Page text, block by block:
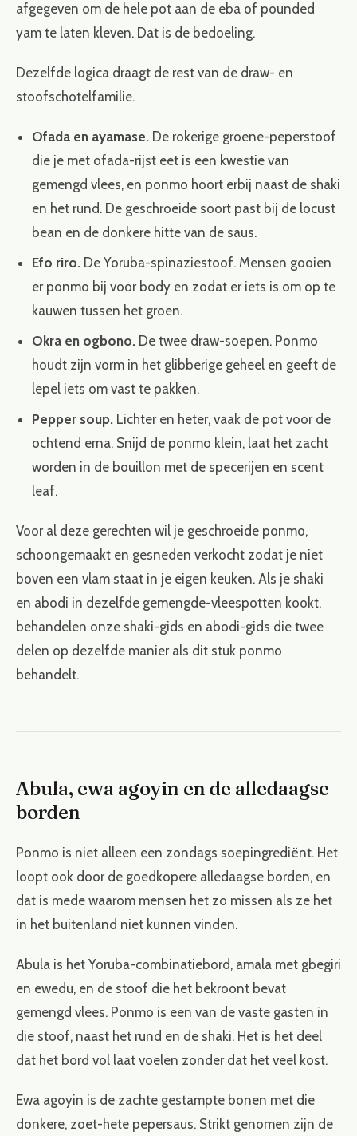
afgegeven om de hele pot aan de eba of pounded
yam te laten kleven. Dat is de bedoeling.
Dezelfde logica draagt de rest van de draw- en
stoofschotelfamilie.
Ofada en ayamase. De rokerige groene-peperstoof
die je met ofada-rijst eet is een kwestie van
gemengd vlees, en ponmo hoort erbij naast de shaki
en het rund. De geschroeide soort past bij de locust
bean en de donkere hitte van de saus.
Efo riro. De Yoruba-spinaziestoof. Mensen gooien
er ponmo bij voor body en zodat er iets is om op te
kauwen tussen het groen.
Okra en ogbono. De twee draw-soepen. Ponmo
houdt zijn vorm in het glibberige geheel en geeft de
lepel iets om vast te pakken.
Pepper soup. Lichter en heter, vaak de pot voor de
ochtend erna. Snijd de ponmo klein, laat het zacht
worden in de bouillon met de specerijen en scent
leaf.
Voor al deze gerechten wil je geschroeide ponmo,
schoongemaakt en gesneden verkocht zodat je niet
boven een vlam staat in je eigen keuken. Als je shaki
en abodi in dezelfde gemengde-vleespotten kookt,
behandelen onze shaki-gids en abodi-gids die twee
delen op dezelfde manier als dit stuk ponmo
behandelt.
Abula, ewa agoyin en de alledaagse
borden
Ponmo is niet alleen een zondags soepingrediënt. Het
loopt ook door de goedkopere alledaagse borden, en
dat is mede waarom mensen het zo missen als ze het
in het buitenland niet kunnen vinden.
Abula is het Yoruba-combinatiebord, amala met gbegiri
en ewedu, en de stoof die het bekroont bevat
gemengd vlees. Ponmo is een van de vaste gasten in
die stoof, naast het rund en de shaki. Het is het deel
dat het bord vol laat voelen zonder dat het veel kost.
Ewa agoyin is de zachte gestampte bonen met die
donkere, zoet-hete pepersaus. Strikt genomen zijn de